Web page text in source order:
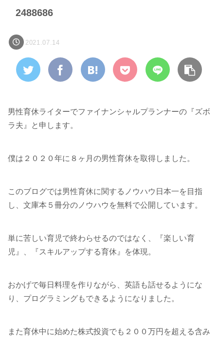
2488686
2021.07.14
男性育休ライターでファイナンシャルプランナーの『ズボ
ラ夫』と申します。
僕は２０２０年に８ヶ月の男性育休を取得しました。
このブログでは男性育休に関するノウハウ日本一を目指
し、文庫本５冊分のノウハウを無料で公開しています。
単に苦しい育児で終わらせるのではなく、『楽しい育
児』、『スキルアップする育休』を体現。
おかげで毎日料理を作りながら、英語も話せるようにな
り、プログラミングもできるようになりました。
また育休中に始めた株式投資でも２００万円を超える含み